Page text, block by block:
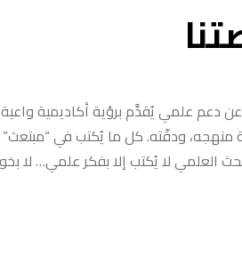
دعم علمي يُقدَّم برؤية أكاديمية
منهجه، ودقّته. كل ما يُكتب في
العلمي لا يُكتب إلا بفكر علمي… لا